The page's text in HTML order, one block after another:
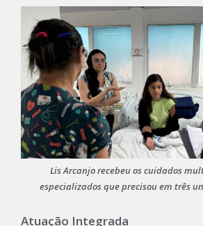
Lis Arcanjo recebeu os cuidados
especializados que precisou em três
Atuação Integrada